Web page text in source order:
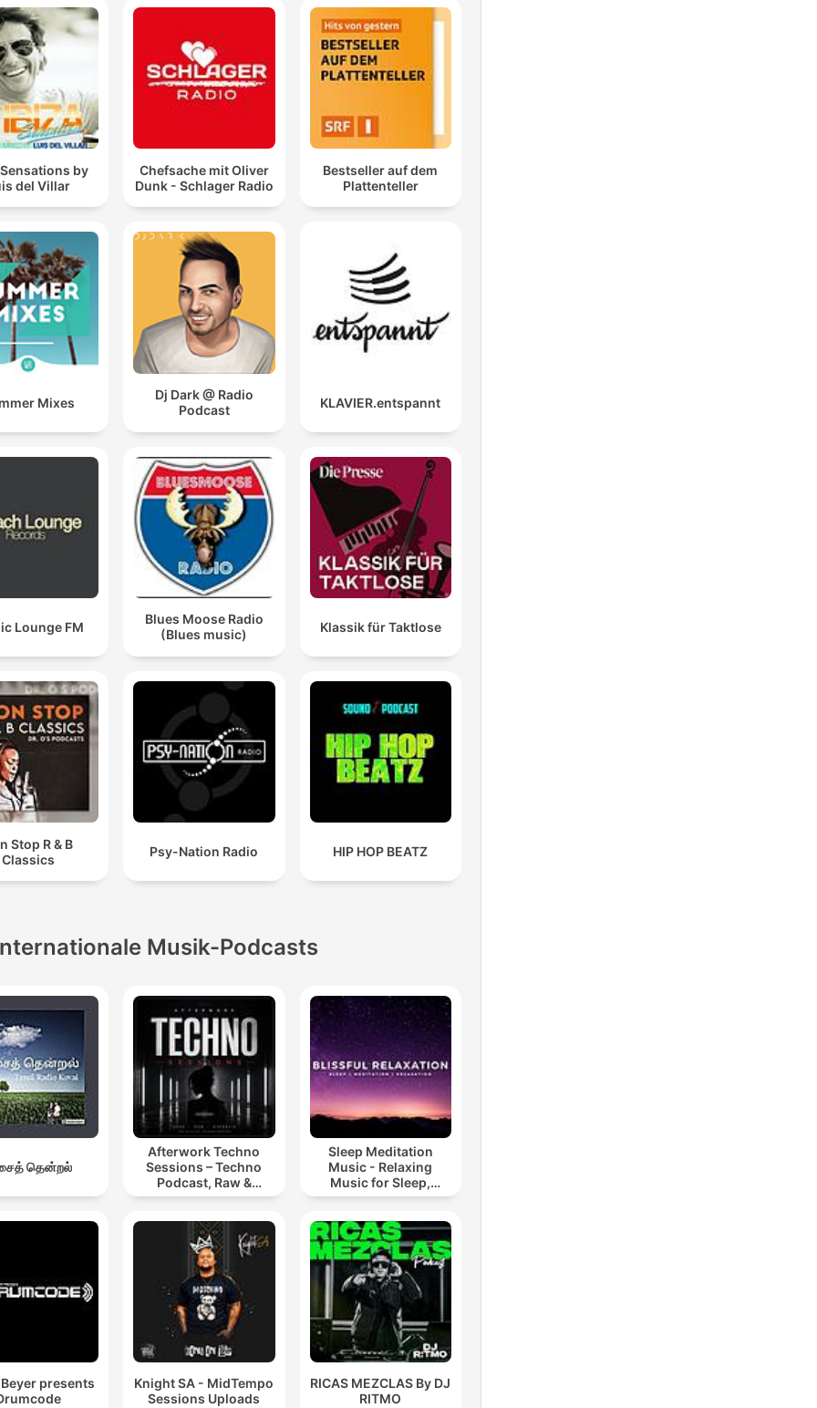
by
del Villar
Chefsache mit Oliver
Dunk - Schlager Radio
Bestseller auf dem
Plattenteller
Mixes
Dj Dark @ Radio
Podcast
KLAVIER.entspannt
Lounge FM
Blues Moose Radio
(Blues music)
Klassik für Taktlose
Stop R & B
Classics
Psy-Nation Radio HIP HOP BEATZ
Musik-Podcasts
தென்றல்
Afterwork Techno
Sessions – Techno
Podcast, Raw &
Hypnotic Techno
Sleep Meditation
Music - Relaxing
Music for Sleep,
Meditation &
presents
Knight SA - MidTempo
Sessions Uploads
RICAS MEZCLAS By DJ
RITMO